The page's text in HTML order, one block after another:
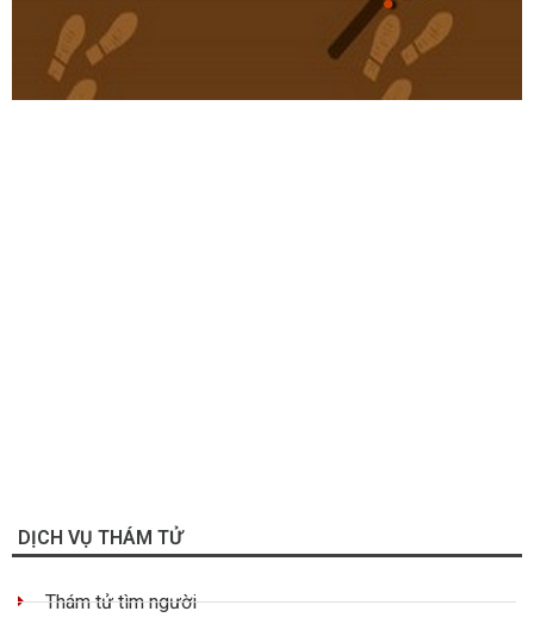
DỊCH VỤ THÁM TỬ
Thám tử tìm người